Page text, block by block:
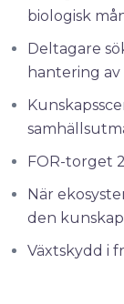
biologisk
Deltagare
hantering
FOR-torget
När
den
Växtskydd i